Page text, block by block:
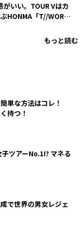
がいい。TOUR Vはカ
HONMA「T//WORLD
もっと読む
単な方法はコレ！
持つ！
ーNo.1!? マネる
で世界の男女レジェ